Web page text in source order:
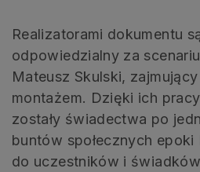
Realizatorami dokumentu
odpowiedzialny za
Mateusz Skulski,
montażem. Dzięki ich
zostały świadectwa po
buntów społecznych
do uczestników i